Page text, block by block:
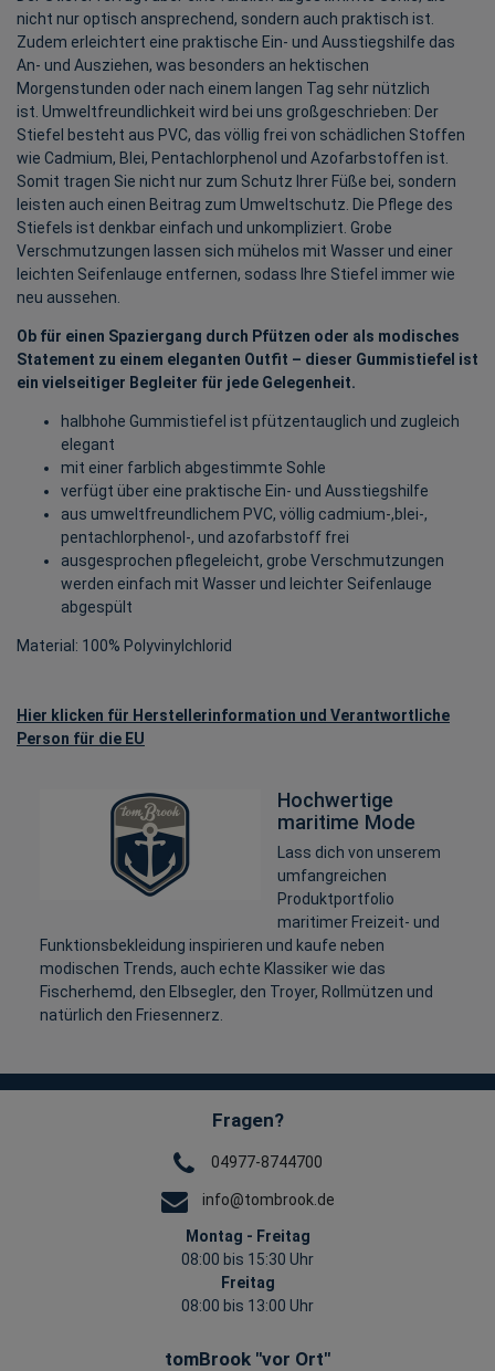
nicht nur optisch ansprechend, sondern auch praktisch ist.
Zudem erleichtert eine praktische Ein- und Ausstiegshilfe das
An- und Ausziehen, was besonders an hektischen
Morgenstunden oder nach einem langen Tag sehr nützlich
ist. Umweltfreundlichkeit wird bei uns großgeschrieben: Der
Stiefel besteht aus PVC, das völlig frei von schädlichen Stoffen
wie Cadmium, Blei, Pentachlorphenol und Azofarbstoffen ist.
Somit tragen Sie nicht nur zum Schutz Ihrer Füße bei, sondern
leisten auch einen Beitrag zum Umweltschutz. Die Pflege des
Stiefels ist denkbar einfach und unkompliziert. Grobe
Verschmutzungen lassen sich mühelos mit Wasser und einer
leichten Seifenlauge entfernen, sodass Ihre Stiefel immer wie
neu aussehen.
Ob für einen Spaziergang durch Pfützen oder als modisches
Statement zu einem eleganten Outfit – dieser Gummistiefel ist
ein vielseitiger Begleiter für jede Gelegenheit.
halbhohe Gummistiefel ist pfützentauglich und zugleich
elegant
mit einer farblich abgestimmte Sohle
verfügt über eine praktische Ein- und Ausstiegshilfe
aus umweltfreundlichem PVC, völlig cadmium-,blei-,
pentachlorphenol-, und azofarbstoff frei
ausgesprochen pflegeleicht, grobe Verschmutzungen
werden einfach mit Wasser und leichter Seifenlauge
abgespült
Material: 100% Polyvinylchlorid
Hier klicken für Herstellerinformation und Verantwortliche
Person für die EU
Hochwertige
maritime Mode
Lass dich von unserem
umfangreichen
Produktportfolio
maritimer Freizeit- und
Funktionsbekleidung inspirieren und kaufe neben
modischen Trends, auch echte Klassiker wie das
Fischerhemd, den Elbsegler, den Troyer, Rollmützen und
natürlich den Friesennerz.
Fragen?
04977-8744700
info@tombrook.de
Montag - Freitag
08:00 bis 15:30 Uhr
Freitag
08:00 bis 13:00 Uhr
tomBrook "vor Ort"